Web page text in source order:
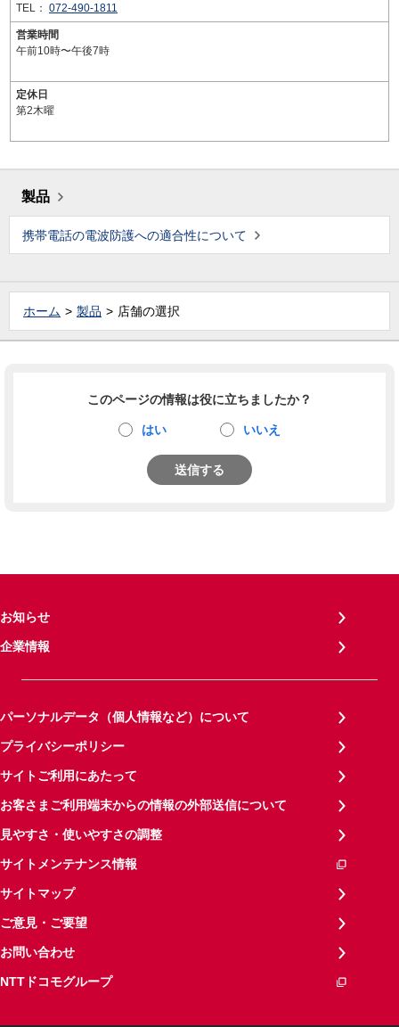
TEL： 072-490-1811
営業時間
午前10時〜午後7時
定休日
第2木曜
製品
携帯電話の電波防護への適合性について
ホーム 製品 店舗の選択
このページの情報は役に立ちましたか？
はい いいえ
送信する
お知らせ
企業情報
パーソナルデータ（個人情報など）について
プライバシーポリシー
サイトご利用にあたって
お客さまご利用端末からの情報の外部送信について
見やすさ・使いやすさの調整
サイトメンテナンス情報
サイトマップ
ご意見・ご要望
お問い合わせ
NTTドコモグループ